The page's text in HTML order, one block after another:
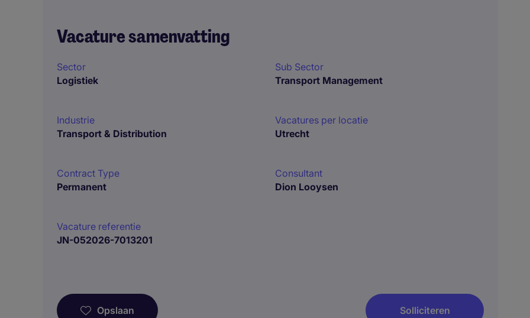
Vacature samenvatting
Sector
Logistiek
Sub Sector
Transport Management
Industrie
Transport & Distribution
Vacatures per locatie
Utrecht
Contract Type
Permanent
Consultant
Dion Looysen
Vacature referentie
JN-052026-7013201
Opslaan Solliciteren